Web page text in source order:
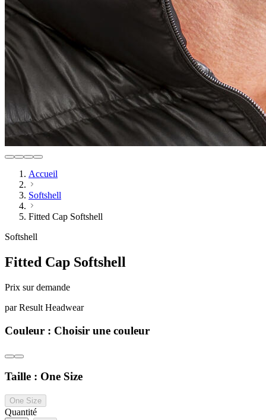
Accueil
Softshell
Fitted Cap Softshell
Softshell
Fitted Cap Softshell
Prix sur demande
par Result Headwear
Couleur : Choisir une couleur
Taille : One Size
One Size
Quantité